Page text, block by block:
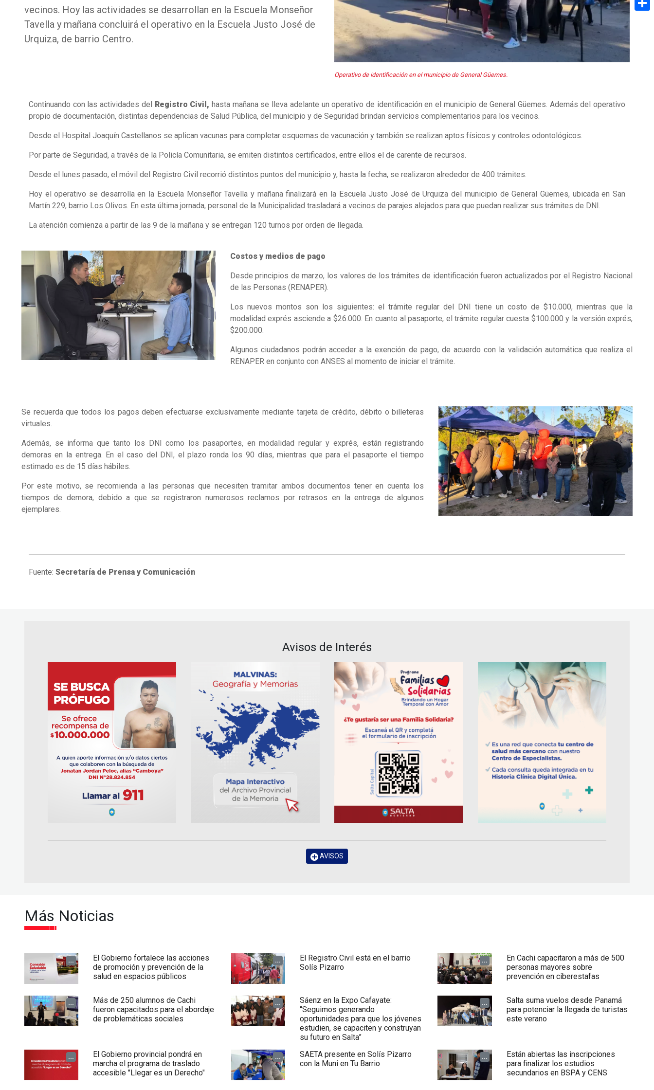
vecinos. Hoy las actividades se desarrollan en la Escuela Monseñor
Tavella y mañana concluirá el operativo en la Escuela Justo José de
Urquiza, de barrio Centro.
Operativo de identificación en el municipio de General Güemes.
Continuando con las actividades del Registro Civil, hasta mañana se lleva adelante un operativo de identificación en el municipio de General Güemes. Además del operativo
propio de documentación, distintas dependencias de Salud Pública, del municipio y de Seguridad brindan servicios complementarios para los vecinos.
Desde el Hospital Joaquín Castellanos se aplican vacunas para completar esquemas de vacunación y también se realizan aptos físicos y controles odontológicos.
Por parte de Seguridad, a través de la Policía Comunitaria, se emiten distintos certificados, entre ellos el de carente de recursos.
Desde el lunes pasado, el móvil del Registro Civil recorrió distintos puntos del municipio y, hasta la fecha, se realizaron alrededor de 400 trámites.
Hoy el operativo se desarrolla en la Escuela Monseñor Tavella y mañana finalizará en la Escuela Justo José de Urquiza del municipio de General Güemes, ubicada en San
Martín 229, barrio Los Olivos. En esta última jornada, personal de la Municipalidad trasladará a vecinos de parajes alejados para que puedan realizar sus trámites de DNI.
La atención comienza a partir de las 9 de la mañana y se entregan 120 turnos por orden de llegada.
Costos y medios de pago
Desde principios de marzo, los valores de los trámites de identificación fueron actualizados por el Registro Nacional
de las Personas (RENAPER).
Los nuevos montos son los siguientes: el trámite regular del DNI tiene un costo de $10.000, mientras que la
modalidad exprés asciende a $26.000. En cuanto al pasaporte, el trámite regular cuesta $100.000 y la versión exprés,
$200.000.
Algunos ciudadanos podrán acceder a la exención de pago, de acuerdo con la validación automática que realiza el
RENAPER en conjunto con ANSES al momento de iniciar el trámite.
Se recuerda que todos los pagos deben efectuarse exclusivamente mediante tarjeta de crédito, débito o billeteras
virtuales.
Además, se informa que tanto los DNI como los pasaportes, en modalidad regular y exprés, están registrando
demoras en la entrega. En el caso del DNI, el plazo ronda los 90 días, mientras que para el pasaporte el tiempo
estimado es de 15 días hábiles.
Por este motivo, se recomienda a las personas que necesiten tramitar ambos documentos tener en cuenta los
tiempos de demora, debido a que se registraron numerosos reclamos por retrasos en la entrega de algunos
ejemplares.
Fuente: Secretaría de Prensa y Comunicación
Avisos de Interés
AVISOS
Más Noticias
...
El Gobierno fortalece las acciones
de promoción y prevención de la
salud en espacios públicos
...
El Registro Civil está en el barrio
Solís Pizarro
...
En Cachi capacitaron a más de 500
personas mayores sobre
prevención en ciberestafas
...
Más de 250 alumnos de Cachi
fueron capacitados para el abordaje
de problemáticas sociales
...
Sáenz en la Expo Cafayate:
“Seguimos generando
oportunidades para que los jóvenes
estudien, se capaciten y construyan
su futuro en Salta”
...
Salta suma vuelos desde Panamá
para potenciar la llegada de turistas
este verano
...
El Gobierno provincial pondrá en
marcha el programa de traslado
accesible "Llegar es un Derecho"
...
SAETA presente en Solís Pizarro
con la Muni en Tu Barrio
...
Están abiertas las inscripciones
para finalizar los estudios
secundarios en BSPA y CENS